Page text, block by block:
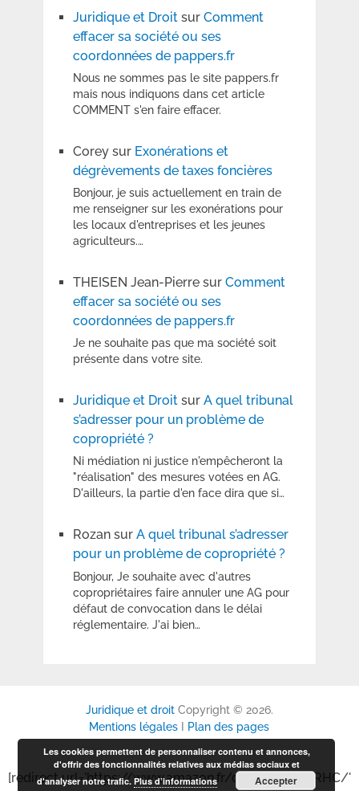
Juridique et Droitsur Comment
effacer sa société ou ses
coordonnées de pappers.fr
Nous ne sommes pas le site pappers.fr
mais nous indiquons dans cet article
COMMENT s'en faire effacer.
Coreysur Exonérations et
dégrèvements de taxes foncières
Bonjour, je suis actuellement en train de
me renseigner sur les exonérations pour
les locaux d'entreprises et les jeunes
agriculteurs.…
THEISEN Jean-Pierresur Comment
effacer sa société ou ses
coordonnées de pappers.fr
Je ne souhaite pas que ma société soit
présente dans votre site.
Juridique et Droitsur A quel tribunal
s’adresser pour un problème de
copropriété ?
Ni médiation ni justice n'empêcheront la
"réalisation" des mesures votées en AG.
D'ailleurs, la partie d'en face dira que si…
Rozansur A quel tribunal s’adresser
pour un problème de copropriété ?
Bonjour, Je souhaite avec d'autres
copropriétaires faire annuler une AG pour
défaut de convocation dans le délai
réglementaire. J'ai bien…
Juridique et droitCopyright © 2026.
Mentions légales
Plan des pages
[redirect url='https://www.amazon.fr/dp/B0GP6P6RHC/'
Les cookies permettent de personnaliser contenu et annonces,
d'offrir des fonctionnalités relatives aux médias sociaux et
d'analyser notre trafic.Plus d’informations Accepter